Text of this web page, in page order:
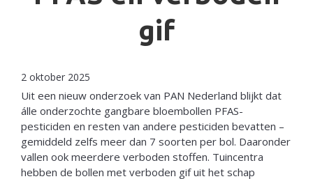
gif
2 oktober 2025
Uit een nieuw onderzoek van PAN Nederland blijkt dat
álle onderzochte gangbare bloembollen PFAS-
pesticiden en resten van andere pesticiden bevatten –
gemiddeld zelfs meer dan 7 soorten per bol. Daaronder
vallen ook meerdere verboden stoffen. Tuincentra
hebben de bollen met verboden gif uit het schap